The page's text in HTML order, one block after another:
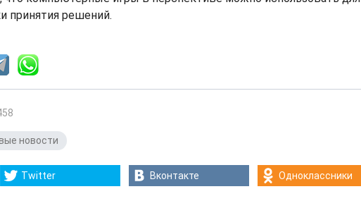
принятия решений.
новости
Twitter Вконтакте Одноклассники